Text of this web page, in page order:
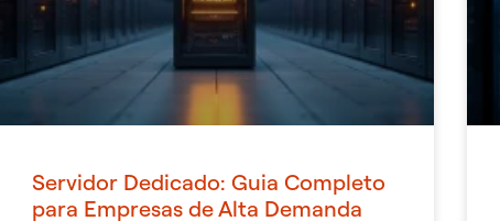
Servidor Dedicado: Guia Completo
para Empresas de Alta Demanda